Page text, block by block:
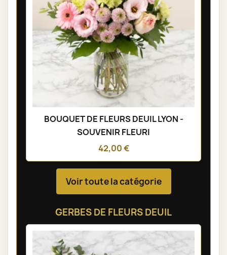
BOUQUET DE FLEURS DEUIL LYON -
SOUVENIR FLEURI
42,00 €
Voir toute la catégorie
GERBES DE FLEURS DEUIL